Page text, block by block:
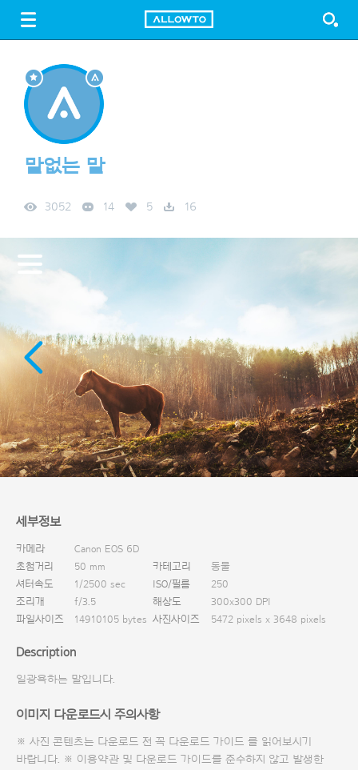
FREE DOWNLOAD
말없는 말
3052 14 5 16
세부정보
카메라
Canon EOS 6D
초첨거리
50 mm 카테고리
동물
셔터속도
1/2500 sec ISO/필름
250
조리개
f/3.5 해상도
300x300 DPI
파일사이즈
14910105 bytes 사진사이즈 5472 pixels x 3648 pixels
Description
일광욕하는 말입니다.
이미지 다운로드시 주의사항
※ 사진 콘텐츠는 다운로드 전 꼭 다운로드 가이드 를 읽어보시기
바랍니다. ※ 이용약관 및 다운로드 가이드를 준수하지 않고 발생한